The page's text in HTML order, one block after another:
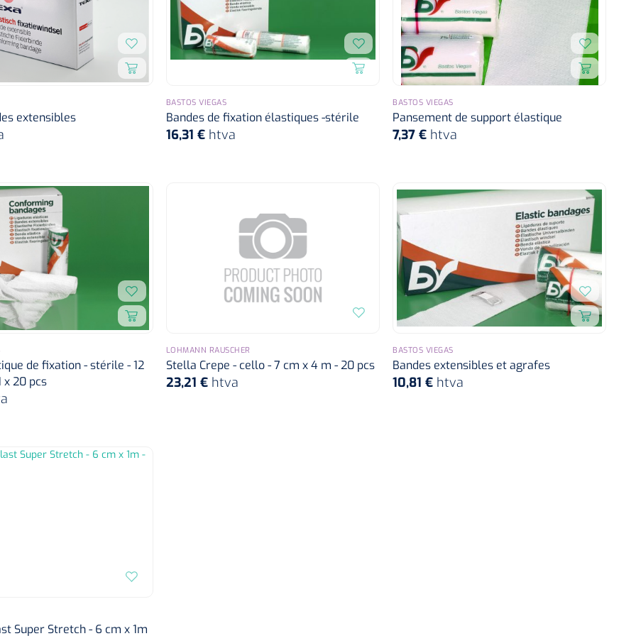
extensibles
BASTOS VIEGAS
Bandes de fixation élastiques -stérile
16,31 € htva
BASTOS VIEGAS
Pansement de support élastique
7,37 € htva
de fixation - stérile - 12
x 20 pcs
LOHMANN RAUSCHER
Stella Crepe - cello - 7 cm x 4 m - 20 pcs
23,21 € htva
BASTOS VIEGAS
Bandes extensibles et agrafes
10,81 € htva
Super Stretch - 6 cm x 1m